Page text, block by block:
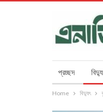
প্রচ্ছদ
Home বিদ্যুৎ